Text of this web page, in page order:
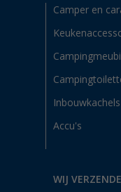
Camper en
Inbouwkachels
Accu's
WIJ